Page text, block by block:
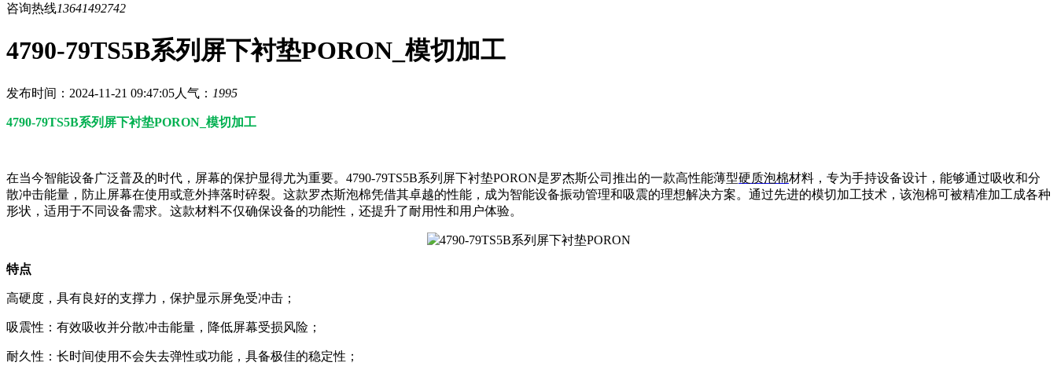
咨询热线13641492742
4790-79TS5B系列屏下衬垫PORON_模切加工
发布时间：2024-11-21 09:47:05人气： 1995
4790-79TS5B系列屏下衬垫PORON_模切加工
在当今智能设备广泛普及的时代，屏幕的保护显得尤为重要。4790-79TS5B系列屏下衬垫PORON是罗杰斯公司推出的一款高性能薄型硬质泡棉材料，专为手持设备设计，能够通过吸收和分
散冲击能量，防止屏幕在使用或意外摔落时碎裂。这款罗杰斯泡棉凭借其卓越的性能，成为智能设备振动管理和吸震的理想解决方案。通过先进的模切加工技术，该泡棉可被精准加工成各种
形状，适用于不同设备需求。这款材料不仅确保设备的功能性，还提升了耐用性和用户体验。
特点
高硬度，具有良好的支撑力，保护显示屏免受冲击；
吸震性：有效吸收并分散冲击能量，降低屏幕受损风险；
耐久性：长时间使用不会失去弹性或功能，具备极佳的稳定性；